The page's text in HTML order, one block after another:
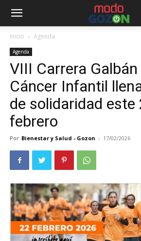
Inicio Agenda
Agenda
VIII Carrera
Cáncer Infantil
de solidaridad este
febrero
Por Bienestar y Salud - Gozon - 17/02/2026